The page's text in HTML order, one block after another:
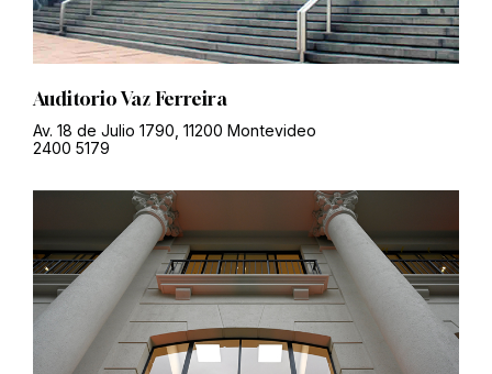
Auditorio Vaz Ferreira
Av. 18 de Julio 1790, 11200 Montevideo
2400 5179